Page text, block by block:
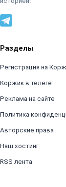
Разделы
Регистрация на
Коржик в телеге
Реклама на сайте
Политика
Авторские права
Наш хостинг
RSS лента